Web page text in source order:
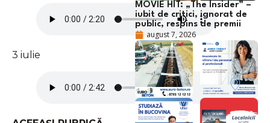
3 iulie
MOVIE HIT: „The Insider” –
iubit de critici, ignorat de
public, respins de premii
august 7, 2026